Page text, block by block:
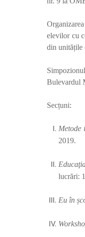
elevilor cu
din unitățile
Bulevardul
Secțuni:
Metode
2019.
lucrări:
Eu în